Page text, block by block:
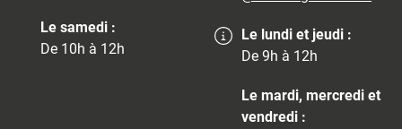
Le samedi :
De 10h à 12h
Le lundi et jeudi :
De 9h à 12h
Le mardi, mercredi et
vendredi :